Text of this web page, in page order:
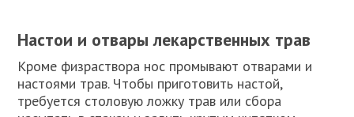
Настои и отвары лекарственных трав
Кроме физраствора нос промывают отварами и
настоями трав. Чтобы приготовить настой,
требуется столовую ложку трав или сбора